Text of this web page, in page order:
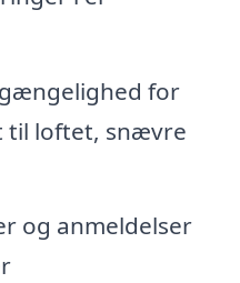
for
til loftet, snævre
og anmeldelser